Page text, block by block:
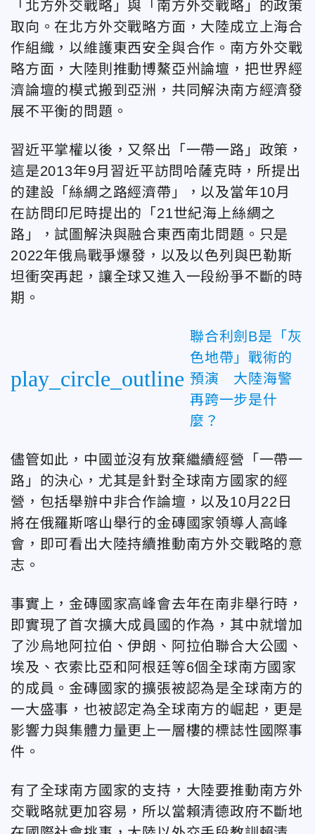
「北方外交戰略」與「南方外交戰略」的政策
取向。在北方外交戰略方面，大陸成立上海合
作組織，以維護東西安全與合作。南方外交戰
略方面，大陸則推動博鰲亞州論壇，把世界經
濟論壇的模式搬到亞洲，共同解決南方經濟發
展不平衡的問題。
習近平掌權以後，又祭出「一帶一路」政策，
這是2013年9月習近平訪問哈薩克時，所提出
的建設「絲綢之路經濟帶」，以及當年10月
在訪問印尼時提出的「21世紀海上絲綢之
路」，試圖解決與融合東西南北問題。只是
2022年俄烏戰爭爆發，以及以色列與巴勒斯
坦衝突再起，讓全球又進入一段紛爭不斷的時
期。
play_circle_outline
聯合利劍B是「灰
色地帶」戰術的
預演 大陸海警
再跨一步是什
麼？
儘管如此，中國並沒有放棄繼續經營「一帶一
路」的決心，尤其是針對全球南方國家的經
營，包括舉辦中非合作論壇，以及10月22日
將在俄羅斯喀山舉行的金磚國家領導人高峰
會，即可看出大陸持續推動南方外交戰略的意
志。
事實上，金磚國家高峰會去年在南非舉行時，
即實現了首次擴大成員國的作為，其中就增加
了沙烏地阿拉伯、伊朗、阿拉伯聯合大公國、
埃及、衣索比亞和阿根廷等6個全球南方國家
的成員。金磚國家的擴張被認為是全球南方的
一大盛事，也被認定為全球南方的崛起，更是
影響力與集體力量更上一層樓的標誌性國際事
件。
有了全球南方國家的支持，大陸要推動南方外
交戰略就更加容易，所以當賴清德政府不斷地